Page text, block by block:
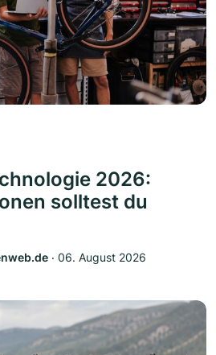
2026:
solltest du
‧ 06. August 2026